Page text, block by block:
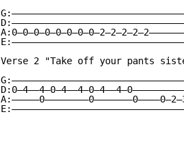
Verse 2 "Take off your pants